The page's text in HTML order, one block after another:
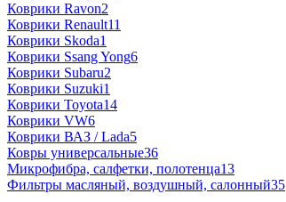
Коврики Ravon2
Коврики Renault11
Коврики Skoda1
Коврики Ssang Yong6
Коврики Subaru2
Коврики Suzuki1
Коврики Toyota14
Коврики VW6
Коврики ВАЗ / Lada5
Ковры универсальные36
Микрофибра, салфетки, полотенца13
Фильтры масляный, воздушный, салонный35